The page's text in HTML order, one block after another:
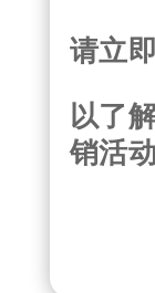
请立
以了
销活动